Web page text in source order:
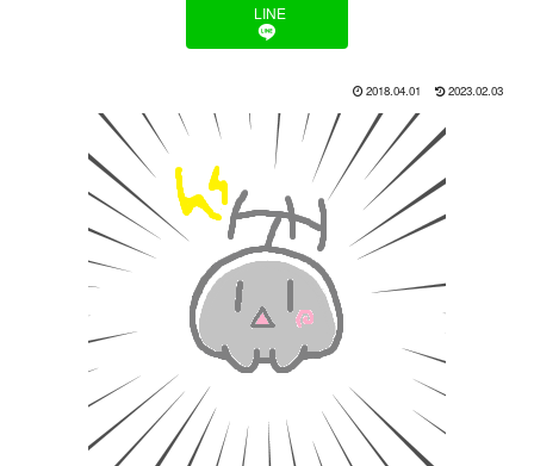
LINE
2018.04.01 2023.02.03